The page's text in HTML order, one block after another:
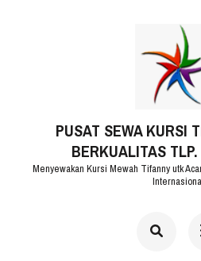
PUSAT SEWA KURSI
BERKUALITAS
Menyewakan Kursi Mewah Tifanny utk